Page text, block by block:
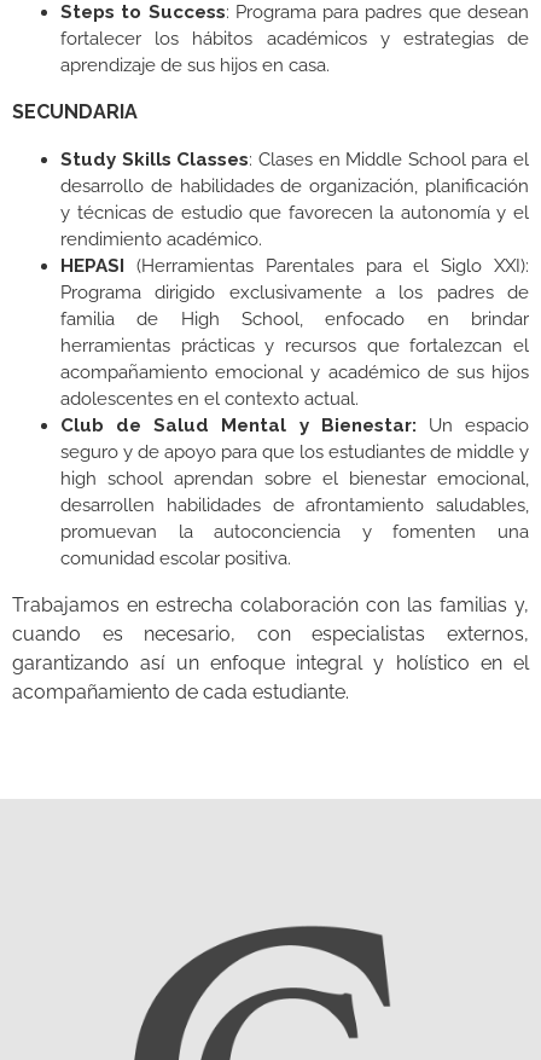
Steps to Success: Programa para padres que desean
fortalecer los hábitos académicos y estrategias de
aprendizaje de sus hijos en casa.
SECUNDARIA
Study Skills Classes: Clases en Middle School para el
desarrollo de habilidades de organización, planificación
y técnicas de estudio que favorecen la autonomía y el
rendimiento académico.
HEPASI (Herramientas Parentales para el Siglo XXI):
Programa dirigido exclusivamente a los padres de
familia de High School, enfocado en brindar
herramientas prácticas y recursos que fortalezcan el
acompañamiento emocional y académico de sus hijos
adolescentes en el contexto actual.
Club de Salud Mental y Bienestar: Un espacio
seguro y de apoyo para que los estudiantes de middle y
high school aprendan sobre el bienestar emocional,
desarrollen habilidades de afrontamiento saludables,
promuevan la autoconciencia y fomenten una
comunidad escolar positiva.
Trabajamos en estrecha colaboración con las familias y,
cuando es necesario, con especialistas externos,
garantizando así un enfoque integral y holístico en el
acompañamiento de cada estudiante.